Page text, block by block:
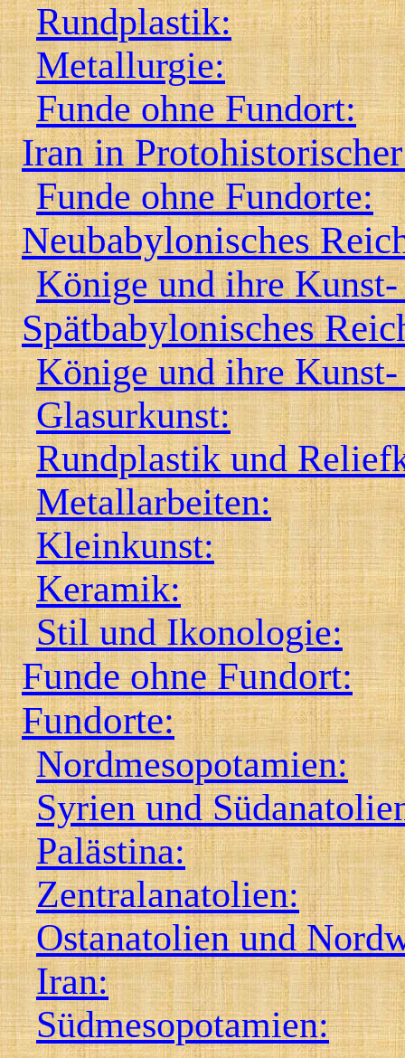
Rundplastik:
Metallurgie:
Funde ohne Fundort:
Iran in
Funde ohne Fundorte:
Neubabylonisches
Könige und ihre
Spätbabylonisches
Könige und ihre
Glasurkunst:
Rundplastik und
Metallarbeiten:
Kleinkunst:
Keramik:
Stil und Ikonologie:
Funde ohne Fundort:
Fundorte:
Nordmesopotamien:
Syrien und
Palästina:
Zentralanatolien:
Ostanatolien und
Iran:
Südmesopotamien: